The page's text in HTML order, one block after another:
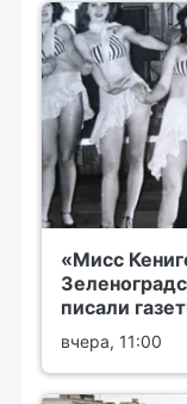
«Мисс
писали
вчера, 11:00